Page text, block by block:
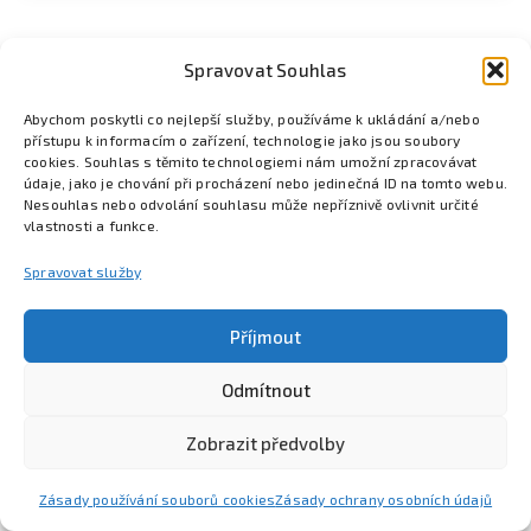
Spravovat Souhlas
Abychom poskytli co nejlepší služby, používáme k ukládání a/nebo
přístupu k informacím o zařízení, technologie jako jsou soubory
cookies. Souhlas s těmito technologiemi nám umožní zpracovávat
údaje, jako je chování při procházení nebo jedinečná ID na tomto webu.
Nesouhlas nebo odvolání souhlasu může nepříznivě ovlivnit určité
vlastnosti a funkce.
Spravovat služby
Příjmout
Odmítnout
Zobrazit předvolby
Zásady používání souborů cookiesZásady ochrany osobních údajů
Volná místa Pro studenty